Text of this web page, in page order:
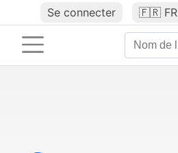
Se connecter 🇫🇷 FR